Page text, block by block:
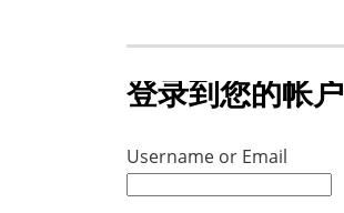
登录到您的帐户
Username or Email